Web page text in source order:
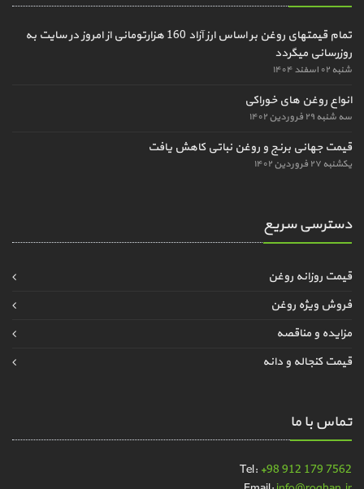
تمام قیمتهای روغن بر اساس ارز آزاد 160 هزارتومانی از امروز در سایت به
روزرسانی میگردد
شنبه ۰۲ اسفند ۱۴۰۴
انواع روغن های خوراکی
سه شنبه ۲۹ فروردین ۱۴۰۲
قیمت جهانی برنج و روغن نباتی کاهش یافت
یکشنبه ۲۷ فروردین ۱۴۰۲
دسترسی سریع
قیمت روزانه روغن
فروش ویژه روغن
مزایده و مناقصه
قیمت کنجاله و دانه
تماس با ما
Tel: +98 912 179 7562